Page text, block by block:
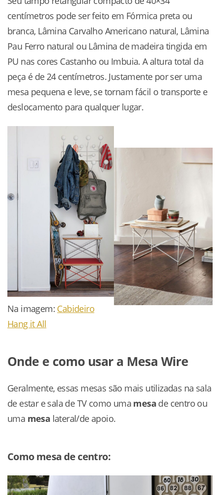
centímetros pode ser feito em Fórmica preta ou
branca, Lâmina Carvalho Americano natural, Lâmina
Pau Ferro natural ou Lâmina de madeira tingida em
PU nas cores Castanho ou Imbuia. A altura total da
peça é de 24 centímetros. Justamente por ser uma
mesa pequena e leve, se tornam fácil o transporte e
deslocamento para qualquer lugar.
Na imagem: Cabideiro
Hang it All
Onde e como usara Mesa Wire
Geralmente, essas mesas são mais utilizadas na sala
de estar e sala de TV como uma mesa de centro ou
uma mesa lateral/de apoio.
Como mesa de centro: